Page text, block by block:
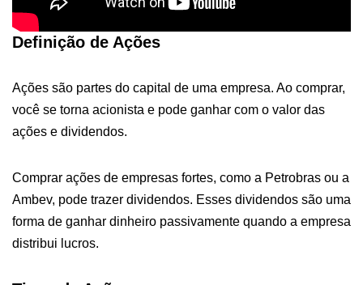
Definição de Ações
Ações são partes do capital de uma empresa. Ao comprar,
você se torna acionista e pode ganhar com o valor das
ações e dividendos.
Comprar ações de empresas fortes, como a Petrobras ou a
Ambev, pode trazer dividendos. Esses dividendos são uma
forma de ganhar dinheiro passivamente quando a empresa
distribui lucros.